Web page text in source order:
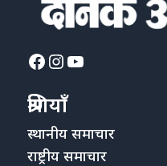
Facebook
Instagram
YouTube
श्रेणियाँ
स्थानीय समाचार
राष्ट्रीय समाचार